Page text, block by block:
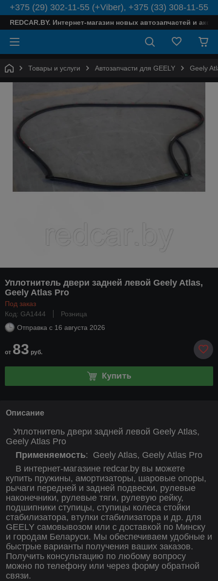
+375 (29) 302-11-55 (+Viber), +375 (33) 308-11-55
REDCAR.BY. Интернет-магазин новых автозапчастей и
Товары и услуги Автозапчасти для GEELY Geely
Уплотнитель двери задней левой Geely Atlas,
Geely Atlas Pro
Под заказ
Код: GA1444
Розница
Отправка с 16 августа 2026
от 83 руб.
Купить
Описание
Уплотнитель двери задней левой Geely Atlas,
Geely Atlas Pro
Применяемость: Geely Atlas, Geely Atlas Pro
В интернет-магазине redcar.by вы можете
купить пружины, амортизаторы, шаровые опоры,
рычаги передней и задней подвески, рулевые
наконечники, рулевые тяги, рулевую рейку,
подшипники ступицы, ступицы колеса стойки
стабилизатора, втулки стабилизатора и др. для
GEELY самовывозом или с доставкой по Минску
и городам Беларуси. Мы обеспечиваем удобные и
быстрые варианты получения ваших заказов.
Получить консультацию по любому вопросу
можно по телефону или через форму обратной
связи.